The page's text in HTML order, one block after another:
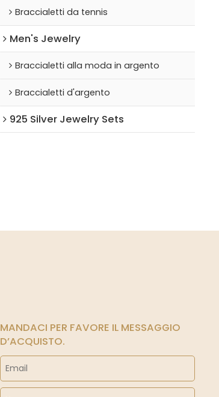
Braccialetti da tennis
Men's Jewelry
Braccialetti alla moda in argento
Braccialetti d'argento
925 Silver Jewelry Sets
MANDACI PER FAVORE IL MESSAGGIO
D’ACQUISTO.